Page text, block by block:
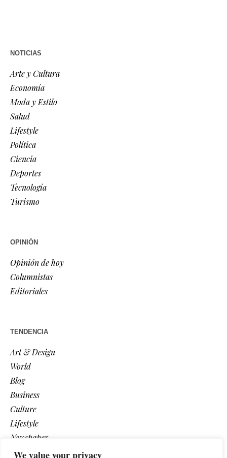
We value your privacy
NOTICIAS
Arte y Cultura
Economía
Moda y Estilo
Salud
Lifestyle
Política
Ciencia
Deportes
Tecnología
Turismo
OPINIÓN
Opinión de hoy
Columnistas
Editoriales
TENDENCIA
Art & Design
World
Blog
Business
Culture
Lifestyle
Newspaper
Photos